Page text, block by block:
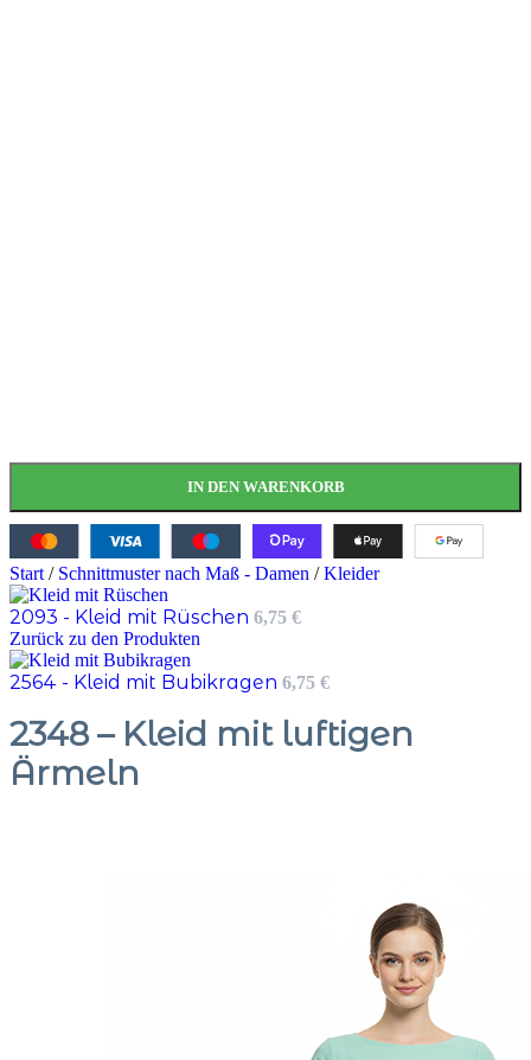
IN DEN WARENKORB
Start / Schnittmuster nach Maß - Damen / Kleider
2093 - Kleid mit Rüschen 6,75 €
Zurück zu den Produkten
2564 - Kleid mit Bubikragen 6,75 €
2348 – Kleid mit luftigen
Ärmeln